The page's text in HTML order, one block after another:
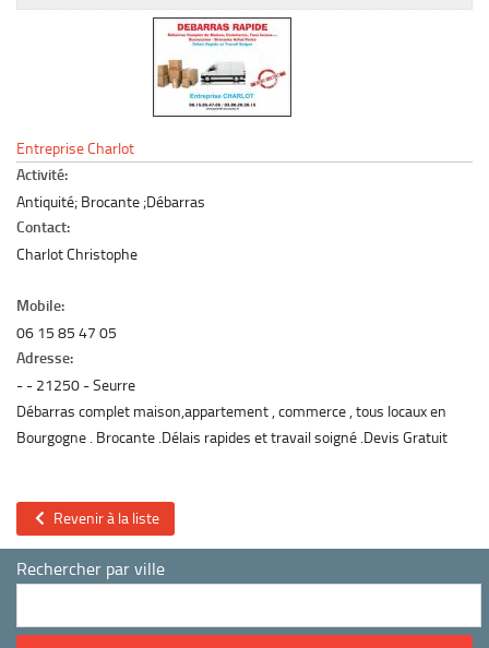
Le marché du mobilier d’occasion
Entreprise Charlot
Activité:
Antiquité; Brocante ;Débarras
Contact:
Charlot Christophe
Mobile:
06 15 85 47 05
Adresse:
- 21250
Seurre
Débarras complet maison,appartement , commerce , tous locaux en
Bourgogne . Brocante .Délais rapides et travail soigné .Devis Gratuit
Revenir à la liste
Rechercher par ville